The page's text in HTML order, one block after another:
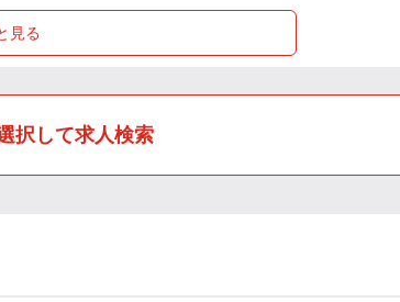
見る
択して求人検索